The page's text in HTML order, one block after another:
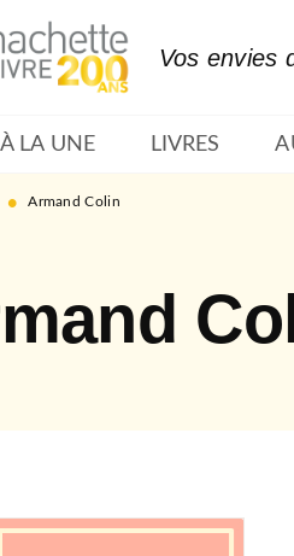
RECHERCHE
Vos envies
À LA UNE LIVRES
• Armand Colin